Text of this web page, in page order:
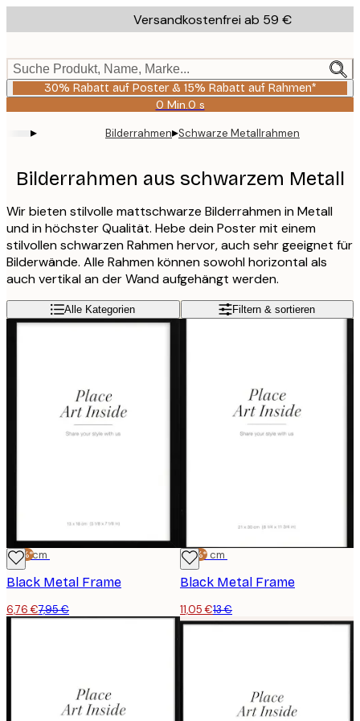
to
content.
Versandkostenfrei ab 59 €
Suche Produkt, Name, Marke...
30% Rabatt auf Poster & 15% Rabatt auf Rahmen*
0 Min.0 s
Gültig
bis:
2026-
▸ Bilderrahmen▸Schwarze Metallrahmen
Bilderrahmen aus schwarzem Metall
Wir bieten stilvolle mattschwarze Bilderrahmen in Metall
und in höchster Qualität. Hebe dein Poster mit einem
stilvollen schwarzen Rahmen hervor, auch sehr geeignet für
Bilderwände. Alle Rahmen können sowohl horizontal als
auch vertikal an der Wand aufgehängt werden.
Alle Kategorien Filtern & sortieren
-15%*
13x18 cm
Black Metal Frame
6,76 €7,95 €
-15%*
21x30 cm
Black Metal Frame
11,05 €13 €